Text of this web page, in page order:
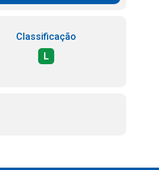
Classificação
L